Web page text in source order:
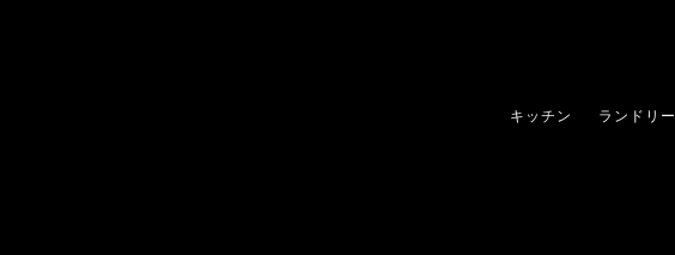
キッチン ランドリー